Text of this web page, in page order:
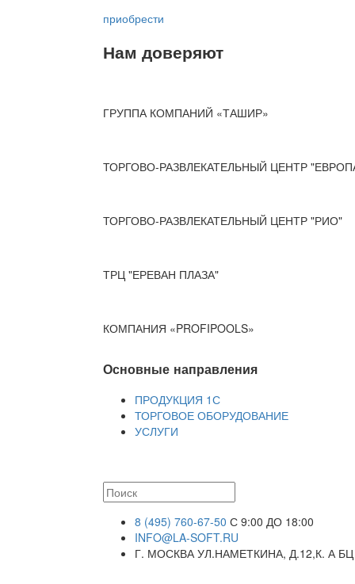
приобрести
Нам доверяют
ГРУППА КОМПАНИЙ «ТАШИР»
ТОРГОВО-РАЗВЛЕКАТЕЛЬНЫЙ ЦЕНТР
ТОРГОВО-РАЗВЛЕКАТЕЛЬНЫЙ ЦЕНТР "РИО"
ТРЦ "ЕРЕВАН ПЛАЗА"
КОМПАНИЯ «PROFIPOOLS»
Основные направления
ПРОДУКЦИЯ 1С
ТОРГОВОЕ ОБОРУДОВАНИЕ
УСЛУГИ
8 (495) 760-67-50 С 9:00 ДО 18:00
INFO@LA-SOFT.RU
Г. МОСКВА УЛ.НАМЕТКИНА, Д.12,К. А